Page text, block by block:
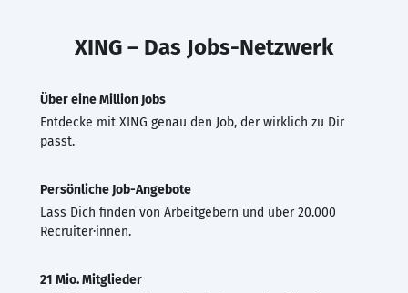
XING – Das Jobs-Netzwerk
Über eine Million Jobs
Entdecke mit XING genau den Job, der wirklich zu Dir
passt.
Persönliche Job-Angebote
Lass Dich finden von Arbeitgebern und über 20.000
Recruiter·innen.
21 Mio. Mitglieder